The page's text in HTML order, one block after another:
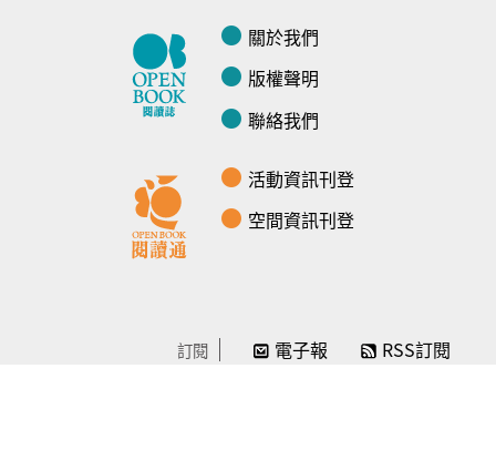
關於我們
版權聲明
聯絡我們
活動資訊刊登
空間資訊刊登
訂閱 電子報 RSS訂閱